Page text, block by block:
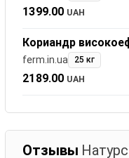
1399.00 UAH
Кориандр
ferm.in.ua 25 кг
2189.00 UAH
Отзывы